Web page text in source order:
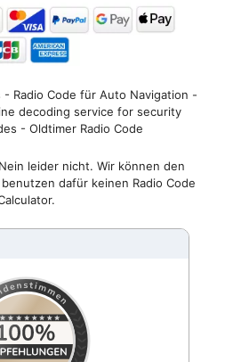
Radio Code für Auto Navigation -
decoding service for security
- Oldtimer Radio Code
leider nicht. Wir können den
dafür keinen Radio Code